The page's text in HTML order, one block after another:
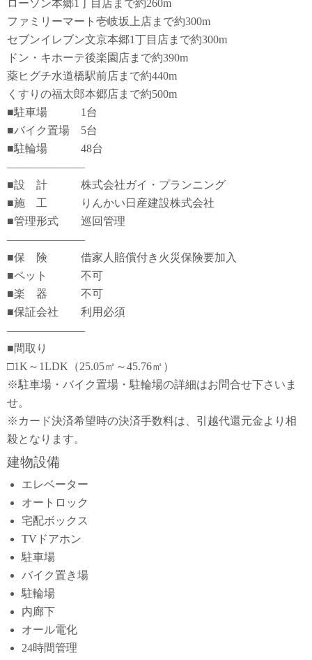
ローソン本郷1丁目店まで約260m
ファミリーマート壱岐坂上店まで約300m
セブンイレブン文京本郷1丁目店まで約300m
ドン・キホーテ後楽園店まで約390m
薬ヒグチ水道橋駅前店まで約440m
くすりの福太郎本郷店まで約500m
■駐車場 1台
■バイク置場 5台
■駐輪場 48台
―――――――
■設 計 株式会社ガイ・プランニング
■施 工 りんかい日産建設株式会社
■管理形式 巡回管理
―――――――
■保 険 借家人賠償付き火災保険要加入
■ペット 不可
■楽 器 不可
■保証会社 利用必須
―――――――
■間取り
□1K～1LDK（25.05㎡～45.76㎡）
※駐車場・バイク置場・駐輪場の詳細はお問合せ下さいま
せ。
※カード決済希望時の決済手数料は、引越代還元金より相
殺となります。
建物設備
エレベーター
オートロック
宅配ボックス
TVドアホン
駐車場
バイク置き場
駐輪場
内廊下
オール電化
24時間管理